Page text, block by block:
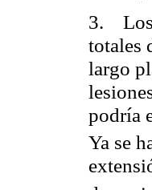
3. Los
totales
largo
podría
Ya se